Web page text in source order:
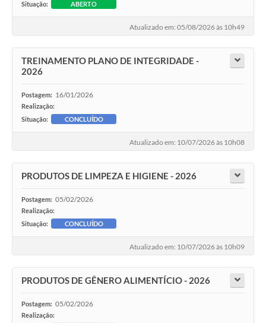
Situação:
ABERTO
Atualizado em: 05/08/2026 às 10h49
TREINAMENTO PLANO DE INTEGRIDADE -
2026
Postagem: 16/01/2026
Realização:
Situação:
CONCLUÍDO
Atualizado em: 10/07/2026 às 10h08
PRODUTOS DE LIMPEZA E HIGIENE - 2026
Postagem: 05/02/2026
Realização:
Situação:
CONCLUÍDO
Atualizado em: 10/07/2026 às 10h09
PRODUTOS DE GÊNERO ALIMENTÍCIO - 2026
Postagem: 05/02/2026
Realização: